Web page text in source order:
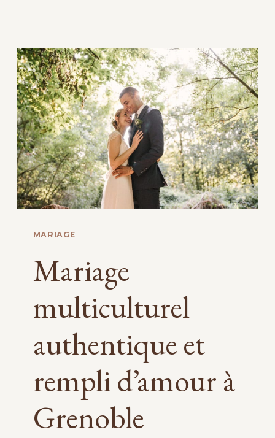
CHIC
À
GRENOBLE
MARIAGE
Mariage
multiculturel
authentique et
rempli d’amour à
Grenoble